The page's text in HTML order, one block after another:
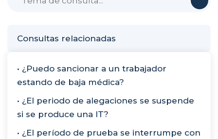
Consultas relacionadas
• ¿Puedo sancionar a un trabajador
estando de baja médica?
• ¿El periodo de alegaciones se suspende
si se produce una IT?
• ¿El período de prueba se interrumpe con